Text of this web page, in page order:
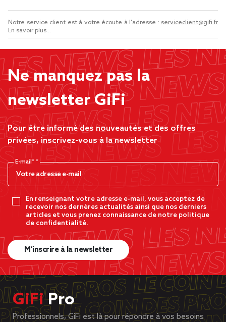
Notre service client est à votre écoute à l'adresse : serviceclient@gifi.fr
En savoir plus...
Ne manquez pas la
newsletter GiFi
Pour être informé des nouveautés et des offres
privées, inscrivez-vous à la newsletter
E-mail*
En renseignant votre adresse e-mail, vous acceptez de
recevoir nos dernères actualités ainsi que nos derniers
articles et vous prenez connaissance de notre politique
de confidentialité.
M’inscrire à la newsletter
GiFiPro
Professionnels, GiFi est là pour répondre à vos besoins